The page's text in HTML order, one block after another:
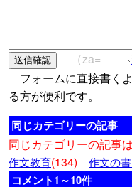
（za=
フォームに直接書く
る方が便利です。
同じカテゴリーの記事
同じカテゴリーの記事
作文教育(134) 作文の
コメント1～10件